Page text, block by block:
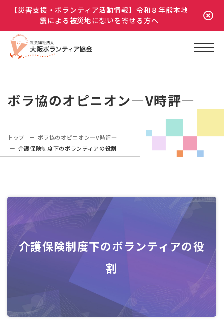
【災害支援・ボランティア活動情報】令和８年熊本地
震による被災地に想いを寄せる方へ
ボラ協のオピニオン―V時評―
トップ
ボラ協のオピニオン―V時評―
介護保険制度下のボランティアの役割
介護保険制度下のボランティアの役
割